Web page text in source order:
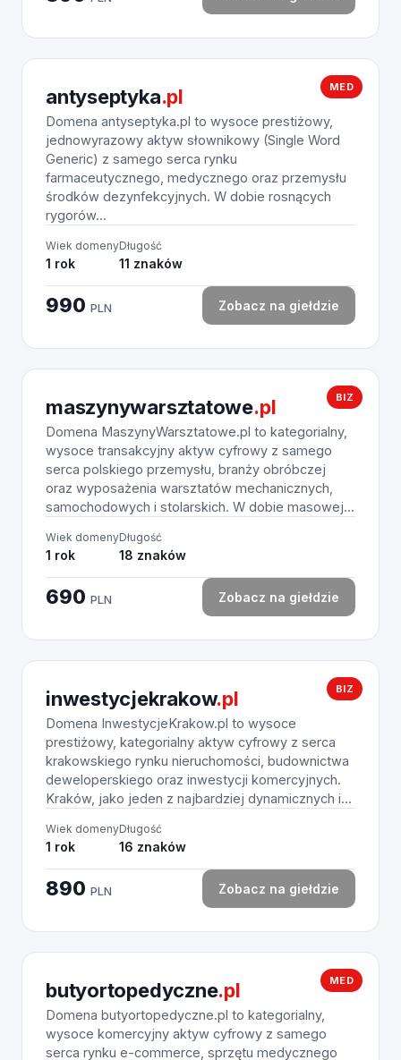
MED
antyseptyka.pl
Domena antyseptyka.pl to wysoce prestiżowy,
jednowyrazowy aktyw słownikowy (Single Word
Generic) z samego serca rynku
farmaceutycznego, medycznego oraz przemysłu
środków dezynfekcyjnych. W dobie rosnących
rygorów...
Wiek domeny
1 rok
Długość
11 znaków
990 PLN Zobacz na giełdzie
BIZ
maszynywarsztatowe.pl
Domena MaszynyWarsztatowe.pl to kategorialny,
wysoce transakcyjny aktyw cyfrowy z samego
serca polskiego przemysłu, branży obróbczej
oraz wyposażenia warsztatów mechanicznych,
samochodowych i stolarskich. W dobie masowej...
Wiek domeny
1 rok
Długość
18 znaków
690 PLN Zobacz na giełdzie
BIZ
inwestycjekrakow.pl
Domena InwestycjeKrakow.pl to wysoce
prestiżowy, kategorialny aktyw cyfrowy z serca
krakowskiego rynku nieruchomości, budownictwa
deweloperskiego oraz inwestycji komercyjnych.
Kraków, jako jeden z najbardziej dynamicznych i...
Wiek domeny
1 rok
Długość
16 znaków
890 PLN Zobacz na giełdzie
MED
butyortopedyczne.pl
Domena butyortopedyczne.pl to kategorialny,
wysoce komercyjny aktyw cyfrowy z samego
serca rynku e-commerce, sprzętu medycznego